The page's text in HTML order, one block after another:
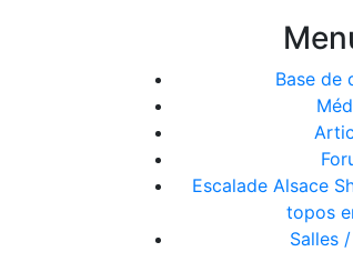
Base de
Escalade Alsace
topos
Salles